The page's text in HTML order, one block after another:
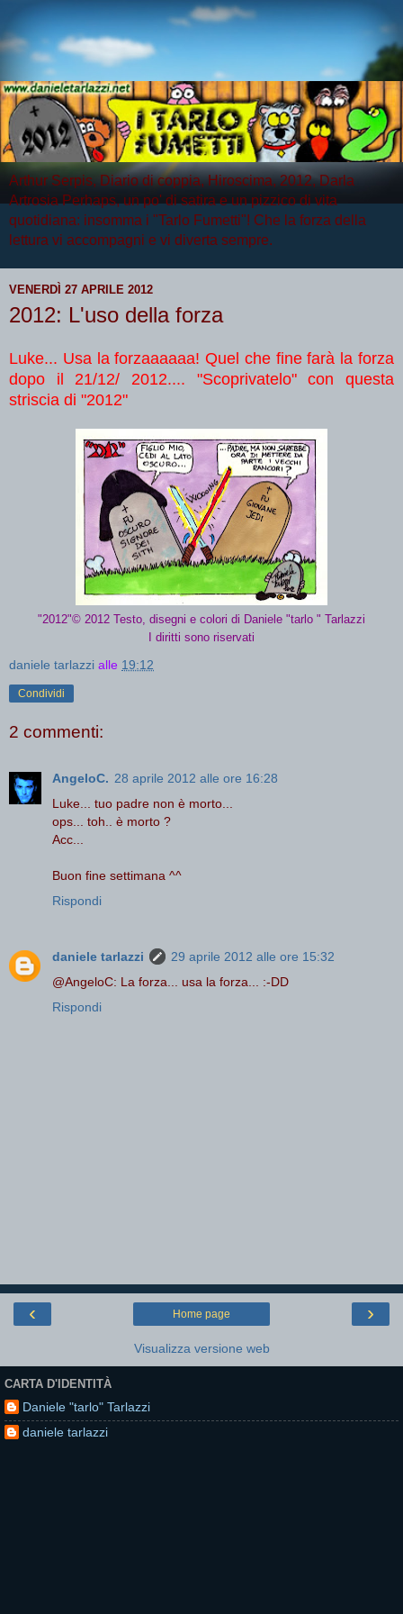
Arthur Serpis, Diario di coppia, Hiroscima, 2012, Darla
Artrosia Perhaps, un po' di satira e un pizzico di vita
quotidiana: insomma i "Tarlo Fumetti"! Che la forza della
lettura vi accompagni e vi diverta sempre.
VENERDÌ 27 APRILE 2012
2012: L'uso della forza
Luke... Usa la forzaaaaaa! Quel che fine farà la forza
dopo il 21/12/ 2012.... "Scoprivatelo" con questa
striscia di "2012"
"2012"© 2012 Testo, disegni e colori di Daniele "tarlo " Tarlazzi
I diritti sono riservati
daniele tarlazzi alle 19:12
Condividi
2 commenti:
AngeloC. 28 aprile 2012 alle ore 16:28
Luke... tuo padre non è morto...
ops... toh.. è morto ?
Acc...
Buon fine settimana ^^
Rispondi
daniele tarlazzi
29 aprile 2012 alle ore 15:32
@AngeloC: La forza... usa la forza... :-DD
Rispondi
‹ ›
Home page
Visualizza versione web
CARTA D'IDENTITÀ
Daniele "tarlo" Tarlazzi
daniele tarlazzi